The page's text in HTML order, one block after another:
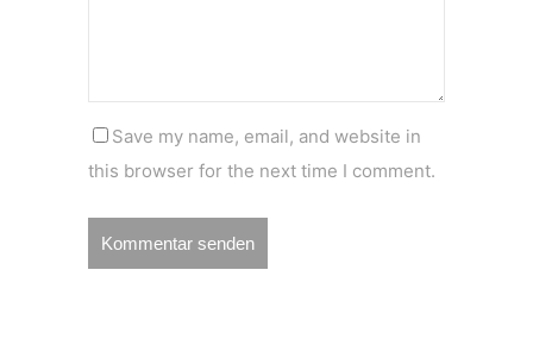
Save my name, email, and website in
this browser for the next time I comment.